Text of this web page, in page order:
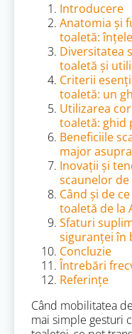
Introducere
Anatomia și
toaletă:
Diversitatea
toaletă și
Criterii
toaletă: un
Utilizarea
toaletă: ghid
Beneficiile
major
Inovații și
scaunelor
Când și de
toaletă de la
Sfaturi
siguranței în
Concluzie
Întrebări
Referințe
Când mobilitatea
mai simple gesturi